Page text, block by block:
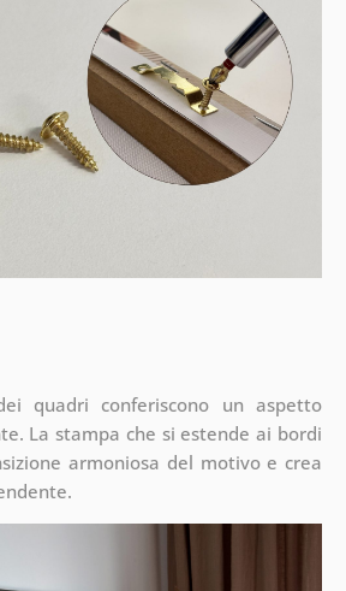
quadri conferiscono un aspetto
La stampa che si estende ai bordi
armoniosa del motivo e crea